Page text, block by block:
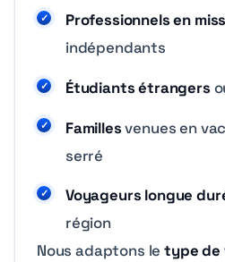
Professionnels en
indépendants
Étudiants étrangers
Famillesvenues en
serré
Voyageurs longue
région
Nous adaptons letype de